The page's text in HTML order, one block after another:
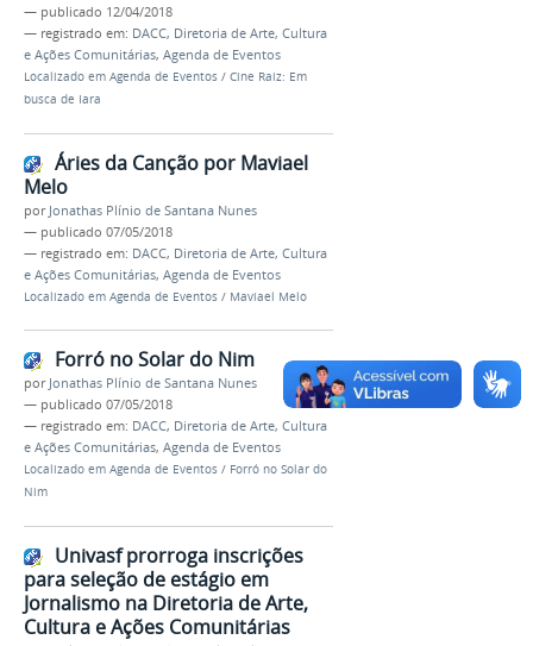
— publicado 12/04/2018
— registrado em: DACC, Diretoria de Arte, Cultura
e Ações Comunitárias, Agenda de Eventos
Localizado em Agenda de Eventos / Cine Raiz: Em
busca de Iara
Áries da Canção por Maviael
Melo
por Jonathas Plínio de Santana Nunes
— publicado 07/05/2018
— registrado em: DACC, Diretoria de Arte, Cultura
e Ações Comunitárias, Agenda de Eventos
Localizado em Agenda de Eventos / Maviael Melo
Forró no Solar do Nim
por Jonathas Plínio de Santana Nunes
— publicado 07/05/2018
— registrado em: DACC, Diretoria de Arte, Cultura
e Ações Comunitárias, Agenda de Eventos
Localizado em Agenda de Eventos / Forró no Solar do
Nim
Univasf prorroga inscrições
para seleção de estágio em
Jornalismo na Diretoria de Arte,
Cultura e Ações Comunitárias